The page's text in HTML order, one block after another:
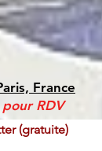
France
RDV
(gratuite)